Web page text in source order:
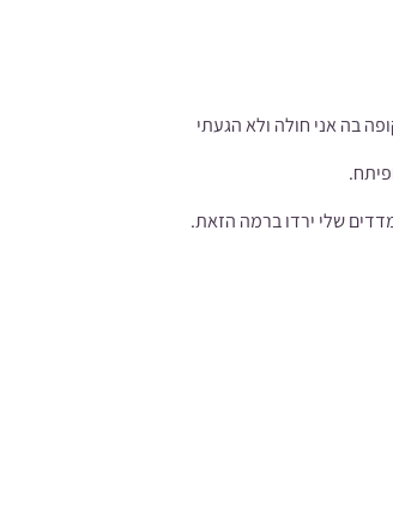
בה אני חולה ולא הגעתי
שלי ירדו ברמה הזאת.